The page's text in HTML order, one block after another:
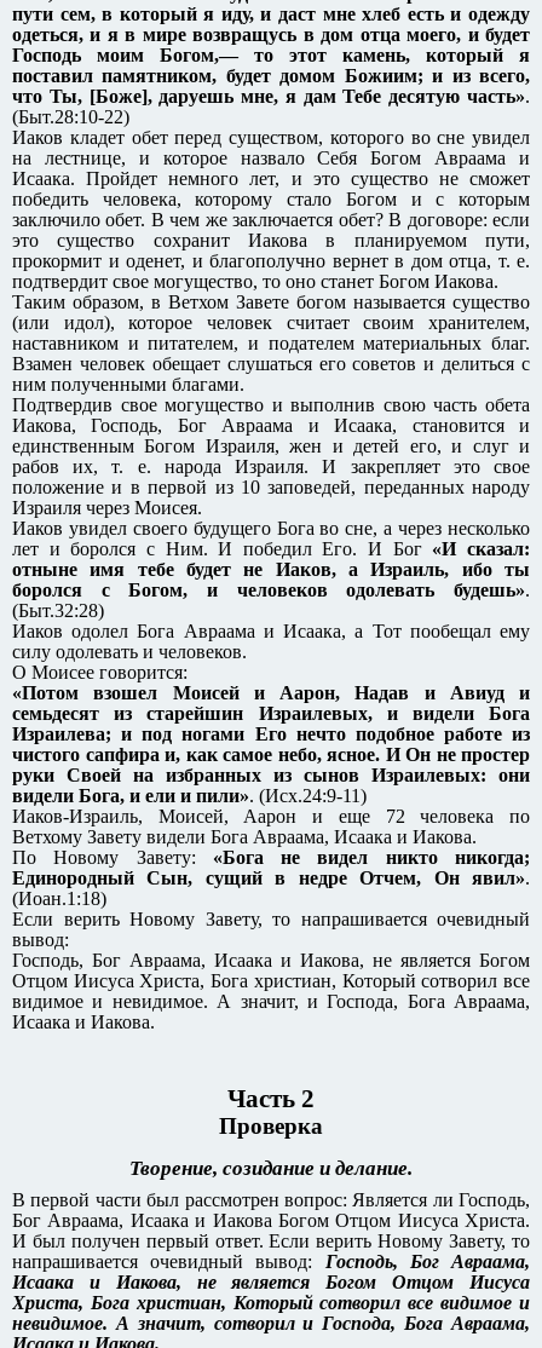
пути сем, в который я иду, и даст мне хлеб есть и одежду
одеться, и я в мире возвращусь в дом отца моего, и будет
Господь моим Богом,— то этот камень, который я
поставил памятником, будет домом Божиим; и из всего,
что Ты, [Боже], даруешь мне, я дам Тебе десятую часть».
(Быт.28:10-22)
Иаков кладет обет перед существом, которого во сне увидел
на лестнице, и которое назвало Себя Богом Авраама и
Исаака. Пройдет немного лет, и это существо не сможет
победить человека, которому стало Богом и с которым
заключило обет. В чем же заключается обет? В договоре: если
это существо сохранит Иакова в планируемом пути,
прокормит и оденет, и благополучно вернет в дом отца, т. е.
подтвердит свое могущество, то оно станет Богом Иакова.
Таким образом, в Ветхом Завете богом называется существо
(или идол), которое человек считает своим хранителем,
наставником и питателем, и подателем материальных благ.
Взамен человек обещает слушаться его советов и делиться с
ним полученными благами.
Подтвердив свое могущество и выполнив свою часть обета
Иакова, Господь, Бог Авраама и Исаака, становится и
единственным Богом Израиля, жен и детей его, и слуг и
рабов их, т. е. народа Израиля. И закрепляет это свое
положение и в первой из 10 заповедей, переданных народу
Израиля через Моисея.
Иаков увидел своего будущего Бога во сне, а через несколько
лет и боролся с Ним. И победил Его. И Бог «И сказал:
отныне имя тебе будет не Иаков, а Израиль, ибо ты
боролся с Богом, и человеков одолевать будешь».
(Быт.32:28)
Иаков одолел Бога Авраама и Исаака, а Тот пообещал ему
силу одолевать и человеков.
О Моисее говорится:
«Потом взошел Моисей и Аарон, Надав и Авиуд и
семьдесят из старейшин Израилевых, и видели Бога
Израилева; и под ногами Его нечто подобное работе из
чистого сапфира и, как самое небо, ясное. И Он не простер
руки Своей на избранных из сынов Израилевых: они
видели Бога, и ели и пили». (Исх.24:9-11)
Иаков-Израиль, Моисей, Аарон и еще 72 человека по
Ветхому Завету видели Бога Авраама, Исаака и Иакова.
По Новому Завету: «Бога не видел никто никогда;
Единородный Сын, сущий в недре Отчем, Он явил».
(Иоан.1:18)
Если верить Новому Завету, то напрашивается очевидный
вывод:
Господь, Бог Авраама, Исаака и Иакова, не является Богом
Отцом Иисуса Христа, Бога христиан, Который сотворил все
видимое и невидимое. А значит, и Господа, Бога Авраама,
Исаака и Иакова.
Часть 2
Проверка
Творение, созидание и делание.
В первой части был рассмотрен вопрос: Является ли Господь,
Бог Авраама, Исаака и Иакова Богом Отцом Иисуса Христа.
И был получен первый ответ. Если верить Новому Завету, то
напрашивается очевидный вывод: Господь, Бог Авраама,
Исаака и Иакова, не является Богом Отцом Иисуса
Христа, Бога христиан, Который сотворил все видимое и
невидимое. А значит, сотворил и Господа, Бога Авраама,
Исаака и Иакова.